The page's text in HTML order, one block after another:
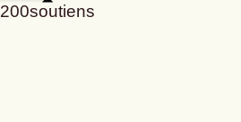
200soutiens